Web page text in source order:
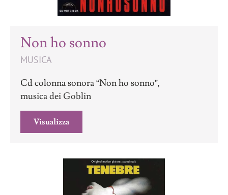
Non ho sonno
MUSICA
Cd colonna sonora “Non ho sonno”,
musica dei Goblin
Visualizza